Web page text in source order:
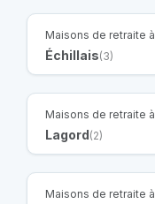
Maisons de retraite à
Échillais(3)
Maisons de retraite à
Lagord(2)
Maisons de retraite à